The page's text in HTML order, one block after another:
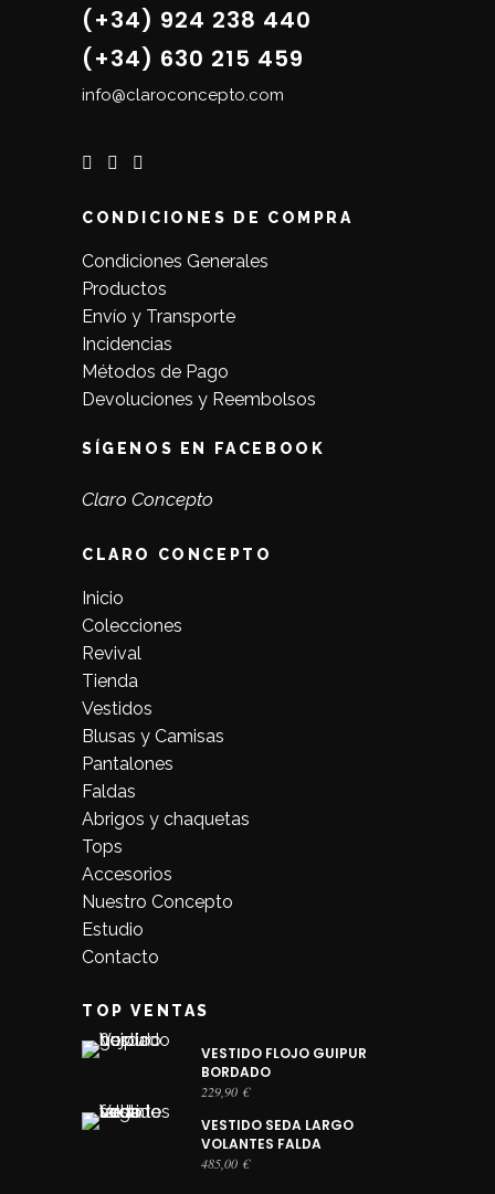
(+34) 924 238 440
(+34) 630 215 459
info@claroconcepto.com
CONDICIONES DE COMPRA
Condiciones Generales
Productos
Envío y Transporte
Incidencias
Métodos de Pago
Devoluciones y Reembolsos
SÍGENOS EN FACEBOOK
Claro Concepto
CLARO CONCEPTO
Inicio
Colecciones
Revival
Tienda
Vestidos
Blusas y Camisas
Pantalones
Faldas
Abrigos y chaquetas
Tops
Accesorios
Nuestro Concepto
Estudio
Contacto
TOP VENTAS
VESTIDO FLOJO GUIPUR
BORDADO
229,90 €
VESTIDO SEDA LARGO
VOLANTES FALDA
485,00 €